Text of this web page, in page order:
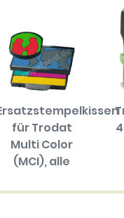
für Trodat
Multi Color
(MCI), alle
(mehrfarbiger